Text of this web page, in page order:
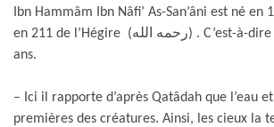
Ibn Hammâm Ibn Nâfi’ As-San’âni est né en
en 211 de l’Hégire (رحمه الله) . C’est-à-dire il environ 1230
ans.
– Ici il rapporte d’après Qatâdah que l’eau
premières des créatures. Ainsi, les cieux la